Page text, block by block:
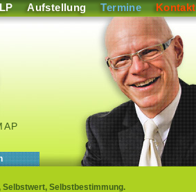
Aufstellung Termine Kontakt
Selbstbestimmung.